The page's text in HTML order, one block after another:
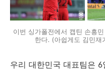
이번 싱가폴전에서 캡틴 손흥
한다. (아쉽게도 김민재
우리 대한민국 대표팀은